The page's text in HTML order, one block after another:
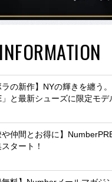
INFORMATION
ラの新作】NYの輝きを纏う
」と最新シューズに限定モデ
や仲間とお得に】
タート！